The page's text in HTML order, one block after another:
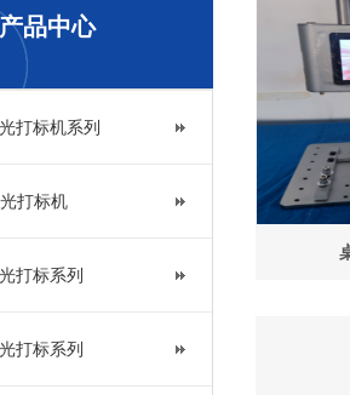
产品中心
打标机系列
打标机
打标系列
打标系列